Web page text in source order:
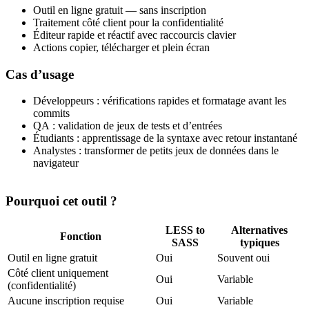
Outil en ligne gratuit — sans inscription
Traitement côté client pour la confidentialité
Éditeur rapide et réactif avec raccourcis clavier
Actions copier, télécharger et plein écran
Cas d’usage
Développeurs : vérifications rapides et formatage avant les
commits
QA : validation de jeux de tests et d’entrées
Étudiants : apprentissage de la syntaxe avec retour instantané
Analystes : transformer de petits jeux de données dans le
navigateur
Pourquoi cet outil ?
Fonction
LESS to
SASS
Alternatives
typiques
Outil en ligne gratuit
Oui
Souvent oui
Côté client uniquement
(confidentialité)
Oui
Variable
Aucune inscription requise
Oui Variable